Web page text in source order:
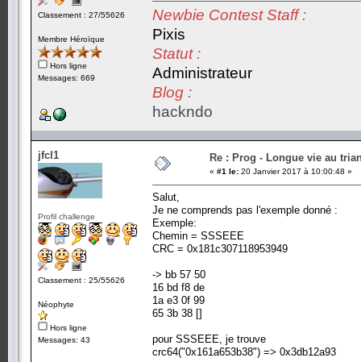
Classement : 27/55626
Membre Héroïque
Hors ligne
Messages: 669
Newbie Contest Staff :
Pixis
Statut :
Administrateur
Blog :
hackndo
jfcl1
Profil challenge
Classement : 25/55626
Néophyte
Hors ligne
Messages: 43
Re : Prog - Longue vie au
« #1 le: 20 Janvier 2017 à 10:00:48 »
Salut,
Je ne comprends pas l'exemple donné :
Exemple:
Chemin = SSSEEE
CRC = 0x181c307118953949
-> bb 57 50
16 bd f8 de
1a e3 0f 99
65 3b 38 []
pour SSSEEE, je trouve
crc64("0x161a653b38") => 0x3db12a93